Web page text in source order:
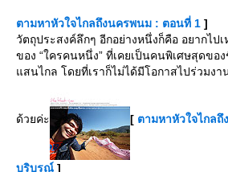
ตามหาหัวใจไกลถึงนครพนม : ตอนที่ 1 ]
วัตถุประสงค์ลึกๆ อีกอย่างหนึ่งก็คือ อยากไ
ของ “ใครคนหนึ่ง” ที่เคยเป็นคนพิเศษสุดขอ
สนไกล โดยที่เราก็ไม่ได้มีโอกาสไปร่วมงา
ด้วยค่ะ [ ตามหาหัวใจไกล
บริบูรณ์ ]